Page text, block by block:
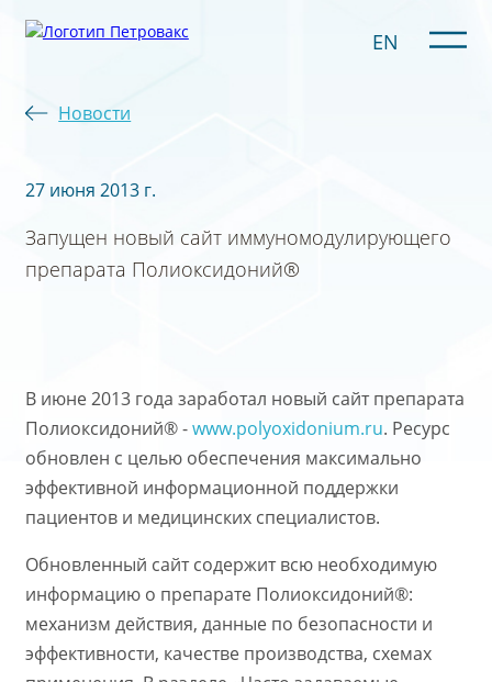
EN
Новости
27 июня 2013 г.
Запущен новый сайт иммуномодулирующего
препарата Полиоксидоний®
В июне 2013 года заработал новый сайт препарата
Полиоксидоний® -www.polyoxidonium.ru. Ресурс
обновлен с целью обеспечения максимально
эффективной информационной поддержки
пациентов и медицинских специалистов.
Обновленный сайт содержит всю необходимую
информацию о препарате Полиоксидоний®:
механизм действия, данные по безопасности и
эффективности, качестве производства, схемах